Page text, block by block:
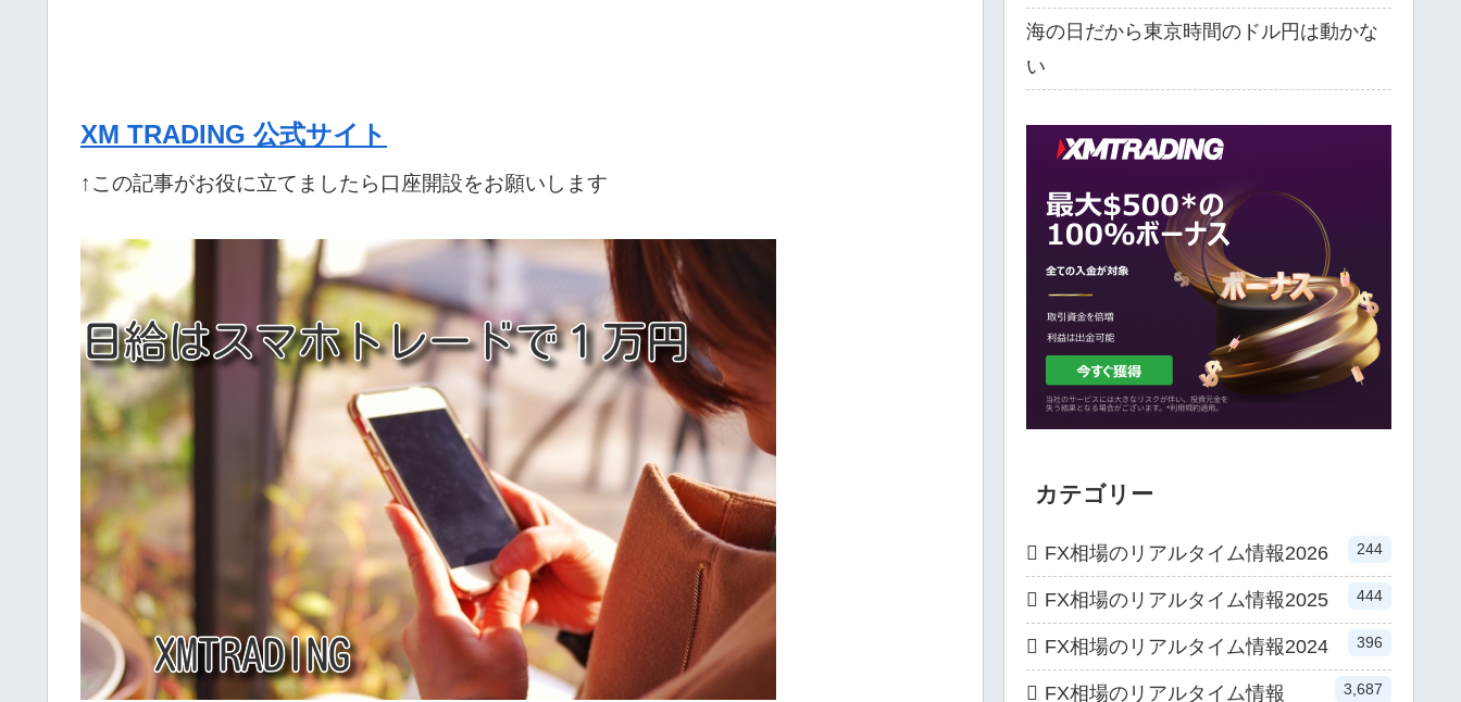
XM TRADING 公式サイト
↑この記事がお役に立てましたら口座開設をお願いします
海の日だから東京時間のドル円は動かな
い
カテゴリー
FX相場のリアルタイム情報2026 244
FX相場のリアルタイム情報2025 444
FX相場のリアルタイム情報2024 396
FX相場のリアルタイム情報 3,687